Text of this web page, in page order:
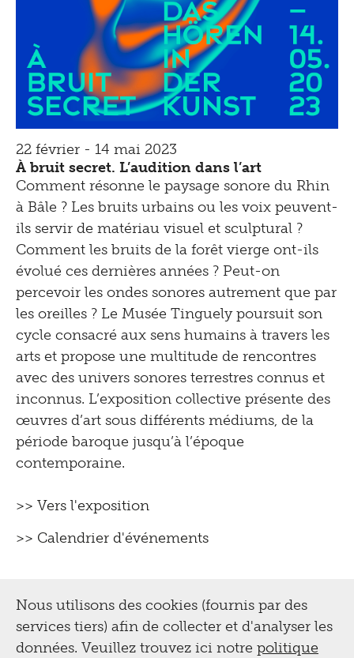
22 février - 14 mai 2023
À bruit secret. L’audition dans l’art
Comment résonne le paysage sonore du Rhin
à Bâle ? Les bruits urbains ou les voix peuvent-
ils servir de matériau visuel et sculptural ?
Comment les bruits de la forêt vierge ont-ils
évolué ces dernières années ? Peut-on
percevoir les ondes sonores autrement que par
les oreilles ? Le Musée Tinguely poursuit son
cycle consacré aux sens humains à travers les
arts et propose une multitude de rencontres
avec des univers sonores terrestres connus et
inconnus. L’exposition collective présente des
œuvres d’art sous différents médiums, de la
période baroque jusqu’à l’époque
contemporaine.
>> Vers l'exposition
>> Calendrier d'événements
Nous utilisons des cookies (fournis par des
services tiers) afin de collecter et d'analyser les
données. Veuillez trouvez ici notre politique